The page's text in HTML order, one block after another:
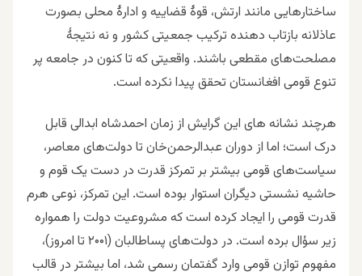
ساختارهایی مانند ارتش، قوهٔ قضاییه و ادارهٔ محلی بصورت
عاذلانه بازتاب‌ دهنده ترکیب جمعیتی کشور و نه نتیجهٔ
مصلحت‌های مقطعی باشند. واقعیتی که تا کنون در جامعه پر
تنوع قومی افغانستان تحقق پیدا نکرده است.
هرچند نشانه های این گرایش از زمان احمدشاه ابدالی قابل
درک است؛ اما از دوران عبدالرحمن‌خان تا دولت‌های معاصر،
سیاست‌های قومی بیشتر بر تمرکز قدرت در دست یک قوم و
حاشیه‌ نشستی دیگران استوار بوده است. این تمرکز، نوعی هرم
قدرت قومی را ایجاد کرده است که مشروعیت دولت را همواره
زیر سؤال برده است.
در دولت‌های پساطالبان (۲۰۰۱ تا امروز)،
مفهوم توازن قومی وارد گفتمان رسمی شد، اما بیشتر در قالب